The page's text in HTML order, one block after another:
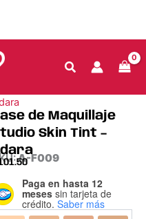
de Maquillaje
Skin Tint –
A-F009
Paga en hasta 12
meses sin tarjeta de
crédito. Saber más